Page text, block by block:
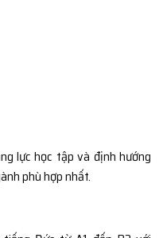
lực học tập và định hướng
phù hợp nhất.